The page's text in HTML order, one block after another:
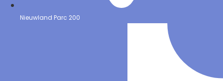
Nieuwland Parc 200